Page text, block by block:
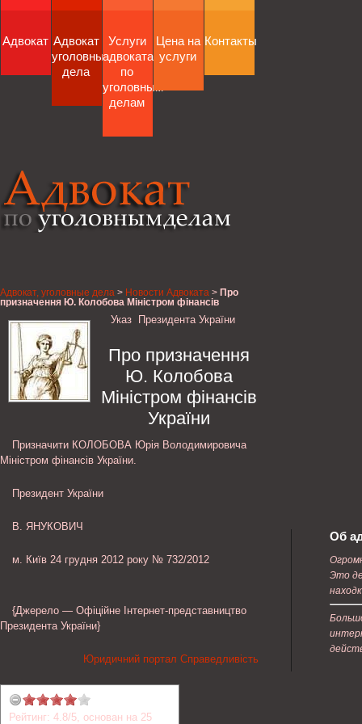
Адвокат Адвокат
уголовные
дела
Услуги
адвоката
по
уголовным
делам
Цена на
услуги
Контакты
Адвокат, уголовные дела > Новости Адвоката > Про
призначення Ю. Колобова Міністром фінансів
Указ Президента України
Про призначення
Ю. Колобова
Міністром фінансів
України
Призначити КОЛОБОВА Юрія Володимировича
Міністром фінансів України.
Президент України
В. ЯНУКОВИЧ
м. Київ 24 грудня 2012 року № 732/2012
{Джерело — Офіційне Інтернет-представництво
Президента України}
Юридичний портал Справедливість
Рейтинг: 4.8/5, основан на 25
Об
Это